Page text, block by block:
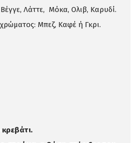
Λάττε, Μόκα, Ολιβ, Καρυδί.
Μπεζ, Καφέ ή Γκρι.